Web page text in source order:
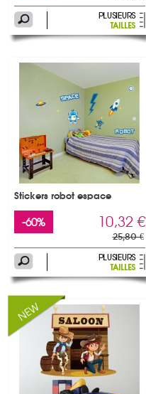
Stickers robot espace
-60% 10,32 €
25,80 €